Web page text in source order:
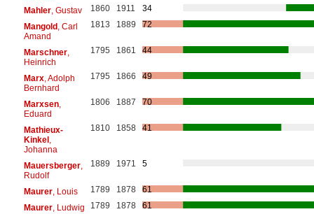
Mahler, Gustav 1860 1911
34
Mangold, Carl
Amand
1813 1889 72
Marschner,
Heinrich
1795 1861 44
Marx, Adolph
Bernhard
1795 1866 49
Marxsen,
Eduard
1806 1887 70
Mathieux-
Kinkel,
Johanna
1810 1858 41
Mauersberger,
Rudolf
1889 1971 5
Maurer, Louis 1789 1878
61
Maurer, Ludwig 1789 1878
61